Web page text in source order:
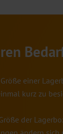
einer
kurz zu
der